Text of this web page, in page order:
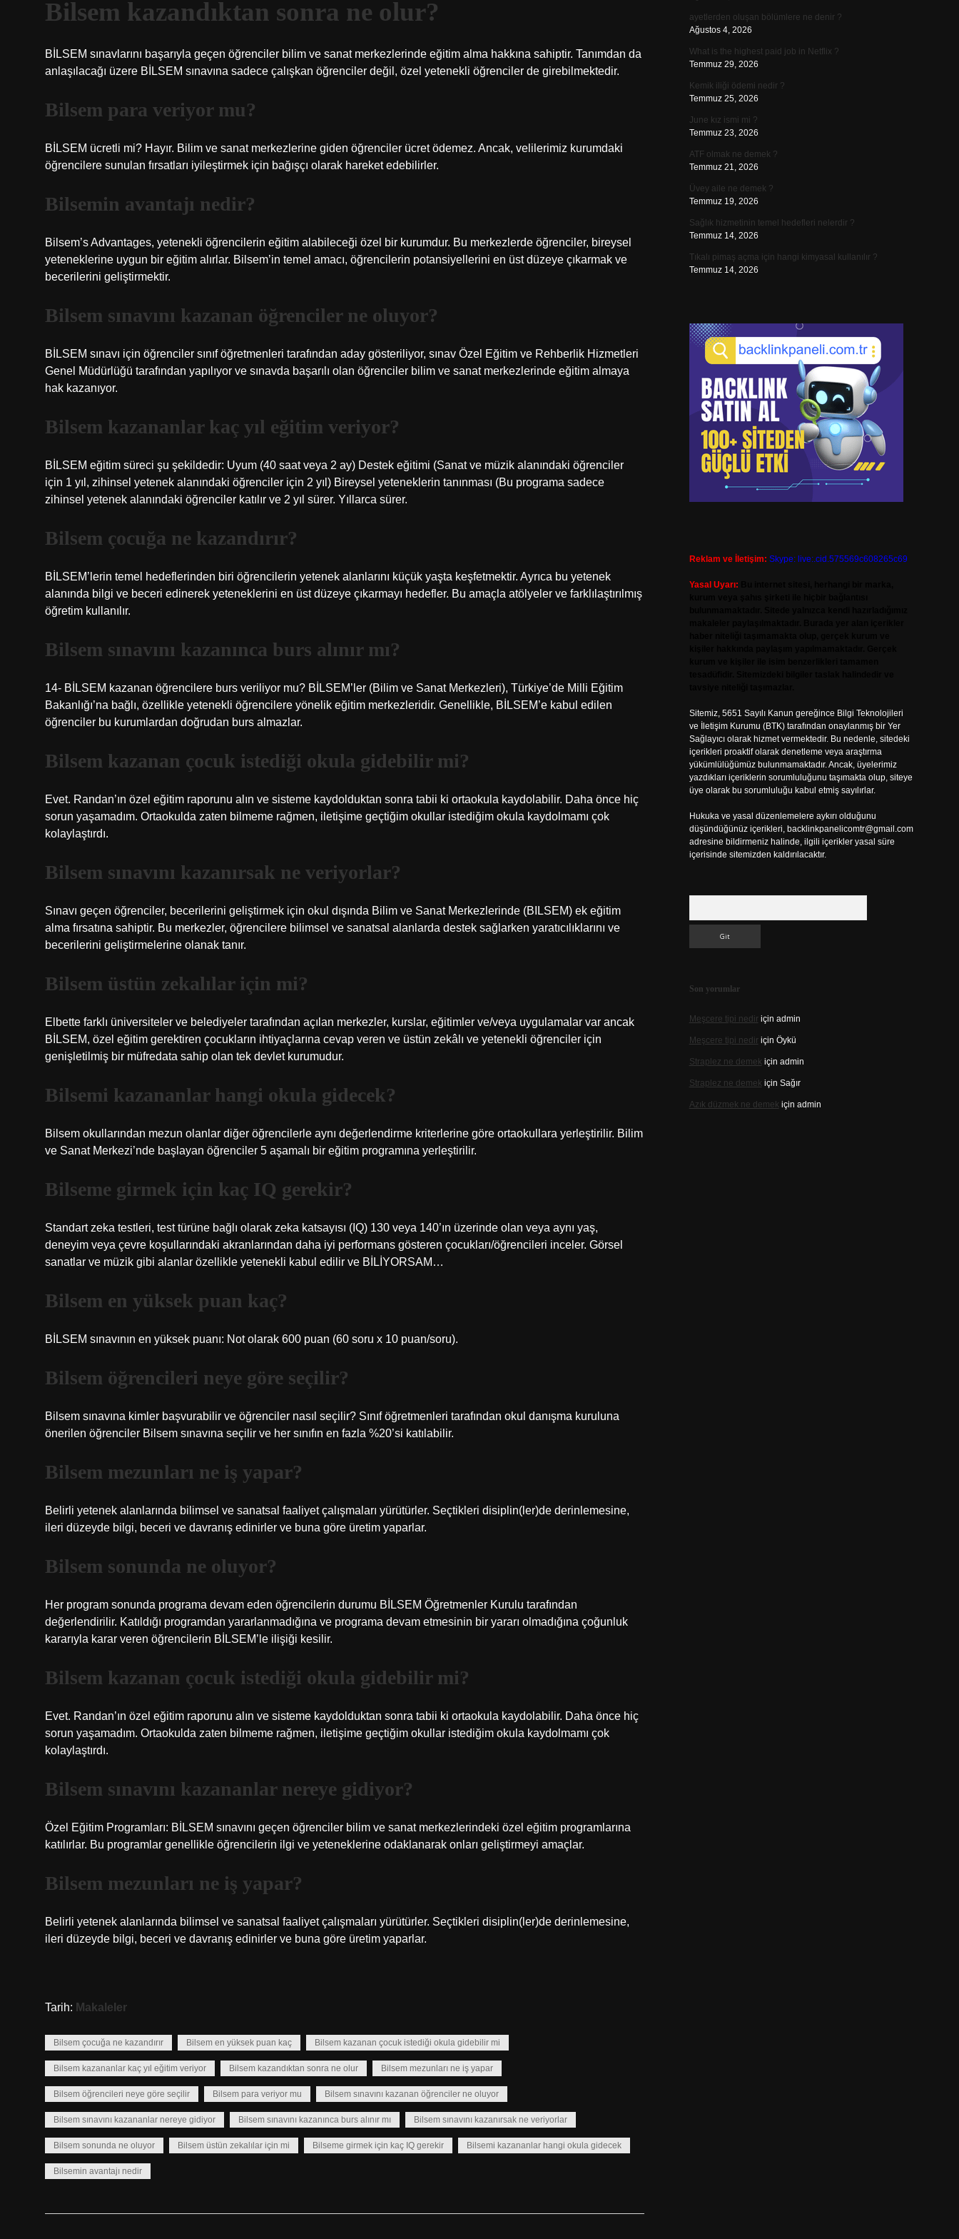
Bilsem kazandıktan sonra ne olur?
BİLSEM sınavlarını başarıyla geçen öğrenciler bilim ve sanat merkezlerinde eğitim alma hakkına sahiptir. Tanımdan da
anlaşılacağı üzere BİLSEM sınavına sadece çalışkan öğrenciler değil, özel yetenekli öğrenciler de girebilmektedir.
Bilsem para veriyor mu?
BİLSEM ücretli mi? Hayır. Bilim ve sanat merkezlerine giden öğrenciler ücret ödemez. Ancak, velilerimiz kurumdaki
öğrencilere sunulan fırsatları iyileştirmek için bağışçı olarak hareket edebilirler.
Bilsemin avantajı nedir?
Bilsem’s Advantages, yetenekli öğrencilerin eğitim alabileceği özel bir kurumdur. Bu merkezlerde öğrenciler, bireysel
yeteneklerine uygun bir eğitim alırlar. Bilsem’in temel amacı, öğrencilerin potansiyellerini en üst düzeye çıkarmak ve
becerilerini geliştirmektir.
Bilsem sınavını kazanan öğrenciler ne oluyor?
BİLSEM sınavı için öğrenciler sınıf öğretmenleri tarafından aday gösteriliyor, sınav Özel Eğitim ve Rehberlik Hizmetleri
Genel Müdürlüğü tarafından yapılıyor ve sınavda başarılı olan öğrenciler bilim ve sanat merkezlerinde eğitim almaya
hak kazanıyor.
Bilsem kazananlar kaç yıl eğitim veriyor?
BİLSEM eğitim süreci şu şekildedir: Uyum (40 saat veya 2 ay) Destek eğitimi (Sanat ve müzik alanındaki öğrenciler
için 1 yıl, zihinsel yetenek alanındaki öğrenciler için 2 yıl) Bireysel yeteneklerin tanınması (Bu programa sadece
zihinsel yetenek alanındaki öğrenciler katılır ve 2 yıl sürer. Yıllarca sürer.
Bilsem çocuğa ne kazandırır?
BİLSEM’lerin temel hedeflerinden biri öğrencilerin yetenek alanlarını küçük yaşta keşfetmektir. Ayrıca bu yetenek
alanında bilgi ve beceri edinerek yeteneklerini en üst düzeye çıkarmayı hedefler. Bu amaçla atölyeler ve farklılaştırılmış
öğretim kullanılır.
Bilsem sınavını kazanınca burs alınır mı?
14- BİLSEM kazanan öğrencilere burs veriliyor mu? BİLSEM’ler (Bilim ve Sanat Merkezleri), Türkiye’de Milli Eğitim
Bakanlığı’na bağlı, özellikle yetenekli öğrencilere yönelik eğitim merkezleridir. Genellikle, BİLSEM’e kabul edilen
öğrenciler bu kurumlardan doğrudan burs almazlar.
Bilsem kazanan çocuk istediği okula gidebilir mi?
Evet. Randan’ın özel eğitim raporunu alın ve sisteme kaydolduktan sonra tabii ki ortaokula kaydolabilir. Daha önce hiç
sorun yaşamadım. Ortaokulda zaten bilmeme rağmen, iletişime geçtiğim okullar istediğim okula kaydolmamı çok
kolaylaştırdı.
Bilsem sınavını kazanırsak ne veriyorlar?
Sınavı geçen öğrenciler, becerilerini geliştirmek için okul dışında Bilim ve Sanat Merkezlerinde (BILSEM) ek eğitim
alma fırsatına sahiptir. Bu merkezler, öğrencilere bilimsel ve sanatsal alanlarda destek sağlarken yaratıcılıklarını ve
becerilerini geliştirmelerine olanak tanır.
Bilsem üstün zekalılar için mi?
Elbette farklı üniversiteler ve belediyeler tarafından açılan merkezler, kurslar, eğitimler ve/veya uygulamalar var ancak
BİLSEM, özel eğitim gerektiren çocukların ihtiyaçlarına cevap veren ve üstün zekâlı ve yetenekli öğrenciler için
genişletilmiş bir müfredata sahip olan tek devlet kurumudur.
Bilsemi kazananlar hangi okula gidecek?
Bilsem okullarından mezun olanlar diğer öğrencilerle aynı değerlendirme kriterlerine göre ortaokullara yerleştirilir. Bilim
ve Sanat Merkezi’nde başlayan öğrenciler 5 aşamalı bir eğitim programına yerleştirilir.
Bilseme girmek için kaç IQ gerekir?
Standart zeka testleri, test türüne bağlı olarak zeka katsayısı (IQ) 130 veya 140’ın üzerinde olan veya aynı yaş,
deneyim veya çevre koşullarındaki akranlarından daha iyi performans gösteren çocukları/öğrencileri inceler. Görsel
sanatlar ve müzik gibi alanlar özellikle yetenekli kabul edilir ve BİLİYORSAM…
Bilsem en yüksek puan kaç?
BİLSEM sınavının en yüksek puanı: Not olarak 600 puan (60 soru x 10 puan/soru).
Bilsem öğrencileri neye göre seçilir?
Bilsem sınavına kimler başvurabilir ve öğrenciler nasıl seçilir? Sınıf öğretmenleri tarafından okul danışma kuruluna
önerilen öğrenciler Bilsem sınavına seçilir ve her sınıfın en fazla %20’si katılabilir.
Bilsem mezunları ne iş yapar?
Belirli yetenek alanlarında bilimsel ve sanatsal faaliyet çalışmaları yürütürler. Seçtikleri disiplin(ler)de derinlemesine,
ileri düzeyde bilgi, beceri ve davranış edinirler ve buna göre üretim yaparlar.
Bilsem sonunda ne oluyor?
Her program sonunda programa devam eden öğrencilerin durumu BİLSEM Öğretmenler Kurulu tarafından
değerlendirilir. Katıldığı programdan yararlanmadığına ve programa devam etmesinin bir yararı olmadığına çoğunluk
kararıyla karar veren öğrencilerin BİLSEM’le ilişiği kesilir.
Bilsem kazanan çocuk istediği okula gidebilir mi?
Evet. Randan’ın özel eğitim raporunu alın ve sisteme kaydolduktan sonra tabii ki ortaokula kaydolabilir. Daha önce hiç
sorun yaşamadım. Ortaokulda zaten bilmeme rağmen, iletişime geçtiğim okullar istediğim okula kaydolmamı çok
kolaylaştırdı.
Bilsem sınavını kazananlar nereye gidiyor?
Özel Eğitim Programları: BİLSEM sınavını geçen öğrenciler bilim ve sanat merkezlerindeki özel eğitim programlarına
katılırlar. Bu programlar genellikle öğrencilerin ilgi ve yeteneklerine odaklanarak onları geliştirmeyi amaçlar.
Bilsem mezunları ne iş yapar?
Belirli yetenek alanlarında bilimsel ve sanatsal faaliyet çalışmaları yürütürler. Seçtikleri disiplin(ler)de derinlemesine,
ileri düzeyde bilgi, beceri ve davranış edinirler ve buna göre üretim yaparlar.
Tarih: Makaleler
Bilsem çocuğa ne kazandırır Bilsem en yüksek puan kaç Bilsem kazanan çocuk istediği okula gidebilir mi
Bilsem kazananlar kaç yıl eğitim veriyor Bilsem kazandıktan sonra ne olur Bilsem mezunları ne iş yapar
Bilsem öğrencileri neye göre seçilir Bilsem para veriyor mu Bilsem sınavını kazanan öğrenciler ne oluyor
Bilsem sınavını kazananlar nereye gidiyor Bilsem sınavını kazanınca burs alınır mı Bilsem sınavını kazanırsak ne veriyorlar
Bilsem sonunda ne oluyor Bilsem üstün zekalılar için mi Bilseme girmek için kaç IQ gerekir Bilsemi kazananlar hangi okula gidecek
Bilsemin avantajı nedir
ayetlerden oluşan bölümlere ne denir ?
Ağustos 4, 2026
What is the highest paid job in Netflix ?
Temmuz 29, 2026
Kemik iliği ödemi nedir ?
Temmuz 25, 2026
June kız ismi mi ?
Temmuz 23, 2026
ATF olmak ne demek ?
Temmuz 21, 2026
Üvey aile ne demek ?
Temmuz 19, 2026
Sağlık hizmetinin temel hedefleri nelerdir ?
Temmuz 14, 2026
Tıkalı pimaş açma için hangi kimyasal kullanılır ?
Temmuz 14, 2026
Reklam ve İletişim: Skype: live:.cid.575569c608265c69
Yasal Uyarı:
Sitemiz, 5651 Sayılı Kanun gereğince Bilgi Teknolojileri
ve İletişim Kurumu (BTK) tarafından onaylanmış bir Yer
Sağlayıcı olarak hizmet vermektedir. Bu nedenle, sitedeki
içerikleri proaktif olarak denetleme veya araştırma
yükümlülüğümüz bulunmamaktadır. Ancak, üyelerimiz
yazdıkları içeriklerin sorumluluğunu taşımakta olup, siteye
üye olarak bu sorumluluğu kabul etmiş sayılırlar.
Hukuka ve yasal düzenlemelere aykırı olduğunu
düşündüğünüz içerikleri, backlinkpanelicomtr@gmail.com
adresine bildirmeniz halinde, ilgili içerikler yasal süre
içerisinde sitemizden kaldırılacaktır.
Son yorumlar
Meşcere tipi nediriçin admin
Meşcere tipi nediriçin Öykü
Straplez ne demek için admin
Straplez ne demek için Sağır
Azık düzmek ne demek için admin